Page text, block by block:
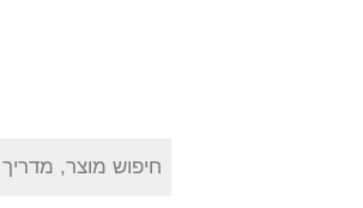
חיפוש מוצר,